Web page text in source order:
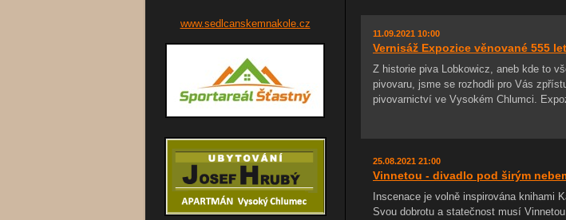
11.09.2021 10:00
Vernisáž Expozice věnované 555
Z historie piva Lobkowicz, aneb kde to
pivovaru, jsme se rozhodli pro Vás
pivovarnictví ve Vysokém Chlumci.
25.08.2021 21:00
Vinnetou - divadlo pod širým
Inscenace je volně inspirována knihami
Svou dobrotu a statečnost musí
www.sedlcanskemnakole.cz